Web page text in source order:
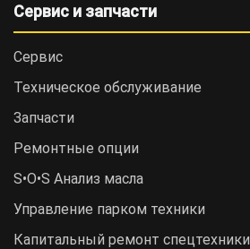
Сервис и запчасти
Сервис
Техническое обслуживание
Запчасти
Ремонтные опции
S•O•S Анализ масла
Управление парком техники
Капитальный ремонт спецтехники